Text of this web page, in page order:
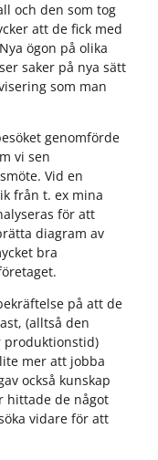
och den som tog
att de fick med
ögon på olika
saker på nya sätt
som man
genomförde
vi sen
Vid en
från t. ex mina
för att
diagram av
bra
på att de
(alltså den
produktionstid)
mer att jobba
också kunskap
hittade de något
vidare för att